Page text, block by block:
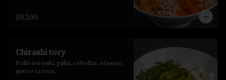
$9.200
Chirashi tory
Pollo teriyaki, palta,,cebollín, sésamo,
queso crema.